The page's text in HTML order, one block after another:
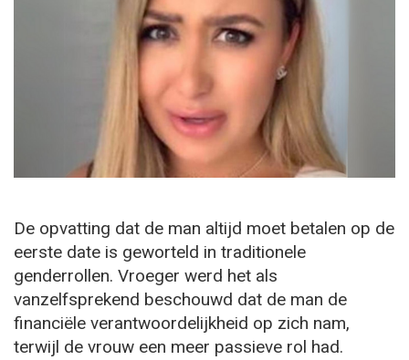
De opvatting dat de man altijd moet betalen op de
eerste date is geworteld in traditionele
genderrollen. Vroeger werd het als
vanzelfsprekend beschouwd dat de man de
financiële verantwoordelijkheid op zich nam,
terwijl de vrouw een meer passieve rol had.